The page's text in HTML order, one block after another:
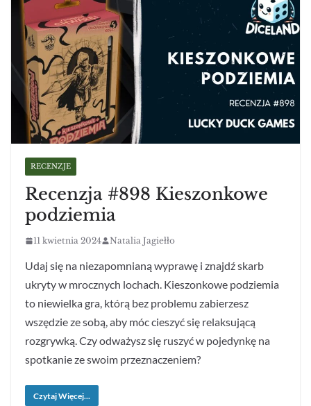
RECENZJE
Recenzja #898 Kieszonkowe
podziemia
11 kwietnia 2024 Natalia Jagiełło
Udaj się na niezapomnianą wyprawę i znajdź skarb
ukryty w mrocznych lochach. Kieszonkowe podziemia
to niewielka gra, którą bez problemu zabierzesz
wszędzie ze sobą, aby móc cieszyć się relaksującą
rozgrywką. Czy odważysz się ruszyć w pojedynkę na
spotkanie ze swoim przeznaczeniem?
Czytaj Więcej...